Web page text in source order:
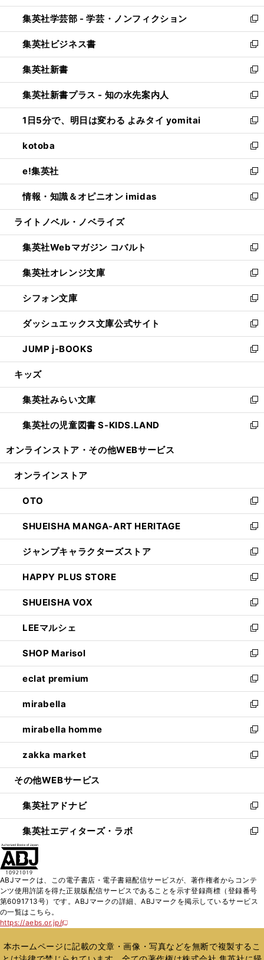
開
く
ウ
で
開
く
ン
ド
ウ
で
開
く
ウ
ィ
ン
ド
ウ
で
開
く
集英社学芸部 - 学芸・ノンフィクション
新
し
い
ウ
ィ
ン
ド
ウ
で
開
く
集英社ビジネス書
新
し
い
ウ
ィ
ン
ド
ウ
で
開
く
集英社新書
新
し
い
ウ
ィ
ン
ド
ウ
で
開
く
集英社新書プラス - 知の水先案内人
新
し
い
ウ
ィ
ン
ド
ウ
で
開
1日5分で、明日は変わる よみタイ yomitai
新
し
い
ウ
ィ
ン
ド
ウ
開
く
kotoba
新
し
い
ウ
ィ
ン
ウ
で
開
く
e!集英社
新
し
い
ウ
ン
ド
ウ
で
開
く
情報・知識＆オピニオン imidas
新
し
ウ
ィ
ン
ド
ウ
で
開
く
ライトノベル・ノベライズ
集英社Webマガジン コバルト
新
し
い
ウ
ィ
ン
ド
ウ
で
開
集英社オレンジ文庫
新
し
い
ウ
ィ
ン
ド
ウ
開
く
シフォン文庫
新
し
い
ウ
ィ
ン
ウ
で
開
く
ダッシュエックス文庫公式サイト
新
し
い
ウ
ン
ド
ウ
で
JUMP j-BOOKS
新
し
ウ
ィ
ン
ド
開
キッズ
集英社みらい文庫
新
し
い
ン
ウ
で
開
く
集英社の児童図書 S-KIDS.LAND
新
ウ
ン
ド
ウ
で
開
く
オンラインストア・ その他WEBサービス
オンラインストア
OTO
新
し
い
ウ
ィ
ン
ド
ウ
で
開
く
SHUEISHA MANGA-ART HERITAGE
新
し
い
ウ
ィ
ン
ド
ウ
で
開
く
ジャンプキャラクターズストア
新
し
い
ウ
ィ
ン
ド
ウ
で
開
く
HAPPY PLUS STORE
新
し
い
ウ
ィ
ン
ド
ウ
で
開
く
SHUEISHA VOX
新
し
い
ウ
ィ
ン
ド
ウ
で
開
く
LEEマルシェ
新
し
い
ウ
ィ
ン
ド
ウ
で
開
く
SHOP Marisol
新
し
い
ウ
ィ
ン
ド
ウ
で
開
eclat premium
新
し
い
ウ
ィ
ン
ド
ウ
開
く
mirabella
新
し
い
ウ
ィ
ン
ウ
で
開
く
mirabella homme
新
し
い
ウ
ン
ド
ウ
で
zakka market
新
し
ウ
ィ
ン
ド
く
その他WEBサービス
集英社アドナビ
新
し
い
ド
ウ
で
集英社エディターズ・ラボ
新
ィ
ン
ド
開
く
ABJマークは、この電子書店・電子書籍配信サービスが、著作権者からコンテ
ンツ使用許諾を得た正規版配信サービスであることを示す登録商標（登録番号
第6091713号）です。ABJマークの詳細、ABJマークを掲示しているサービス
の一覧はこちら。
https://aebs.or.jp/
新
い
ウ
本ホームページに記載の文章・画像・写真などを無断で複製するこ